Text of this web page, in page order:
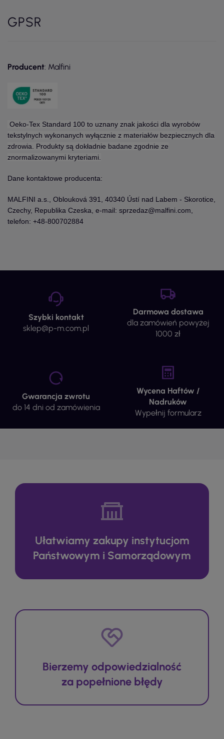
GPSR
Producent: Malfini
Oeko-Tex Standard 100 to uznany znak jakości dla wyrobów
tekstylnych wykonanych wyłącznie z materiałów bezpiecznych dla
zdrowia. Produkty są dokładnie badane zgodnie ze
znormalizowanymi kryteriami.
Dane kontaktowe producenta:
MALFINI a.s., Oblouková 391, 40340 Ústí nad Labem - Skorotice,
Czechy, Republika Czeska, e-mail: sprzedaz@malfini.com,
telefon: +48-800702884
Szybki kontakt
sklep@p-m.com.pl
Darmowa dostawa
dla zamówień powyżej
1000 zł
Gwarancja zwrotu
do 14 dni od zamówienia
Wycena Haftów /
Nadruków
Wypełnij formularz
Ułatwiamy zakupy instytucjom
Państwowym i Samorządowym
Bierzemy odpowiedzialność
za popełnione błędy